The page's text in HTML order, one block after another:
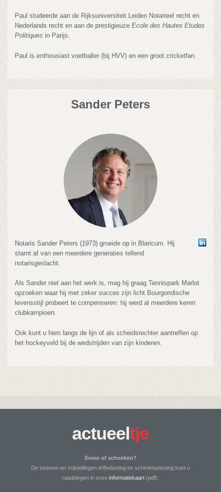
Paul studeerde aan de Rijksuniversiteit Leiden Notarieel recht en
Nederlands recht en aan de prestigieuze Ecole des Hautes Etudes
Politiques in Parijs.
Paul is enthousiast voetballer (bij HVV) en een groot cricketfan.
Sander Peters
Notaris Sander Peters (1973) groeide op in Blaricum. Hij
stamt af van een meerdere generaties tellend
notarisgeslacht.
Als Sander niet aan het werk is, mag hij graag Tennispark Marlot
opzoeken waar hij met zeker succes zijn licht Bourgondische
levensstijl probeert te compenseren: hij werd al meerdere keren
clubkampioen.
Ook kunt u hem langs de lijn of als scheidsrechter aantreffen op
het hockeyveld bij de wedstrijden van zijn kinderen.
actueeltje
Erven of schenken?
De tarieven en vrijstellingen erfbelasting en schenkbelasting kunt u
raadplegen in onze informatiekaart (pdf).